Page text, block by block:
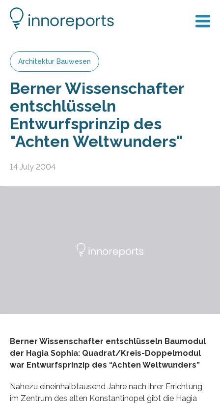
Architektur Bauwesen
Berner Wissenschafter
entschlüsseln
Entwurfsprinzip des
"Achten Weltwunders"
14 July 2004
Berner Wissenschafter entschlüsseln Baumodul
der Hagia Sophia: Quadrat/Kreis-Doppelmodul
war Entwurfsprinzip des “Achten Weltwunders”
Nahezu eineinhalbtausend Jahre nach ihrer Errichtung
im Zentrum des alten Konstantinopel gibt die Hagia